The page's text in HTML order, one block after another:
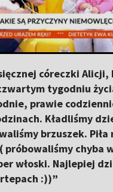
córeczki Alicji,
tygodniu
prawie
Kładliśmy
brzuszek. Piła
próbowaliśmy chyba
włoski. Najlepiej
:))”